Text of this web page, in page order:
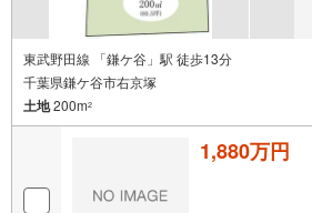
東武野田線 「鎌ケ谷」駅 徒歩13分
千葉県鎌ケ谷市右京塚
土地200m2
1,880万円